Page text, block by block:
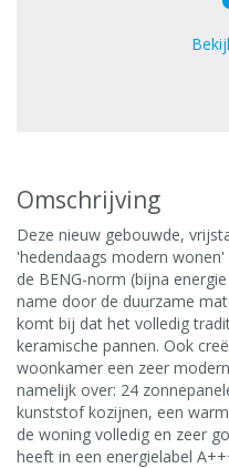
Omschrijving
Deze nieuw gebouwde,
'hedendaags modern
de BENG-norm (bijna
name door de duurzame
komt bij dat het volledig
keramische pannen. Ook
woonkamer een zeer
namelijk over: 24
kunststof kozijnen, een
de woning volledig en zeer
heeft in een energielabel